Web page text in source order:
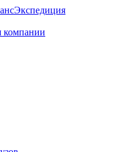
компании